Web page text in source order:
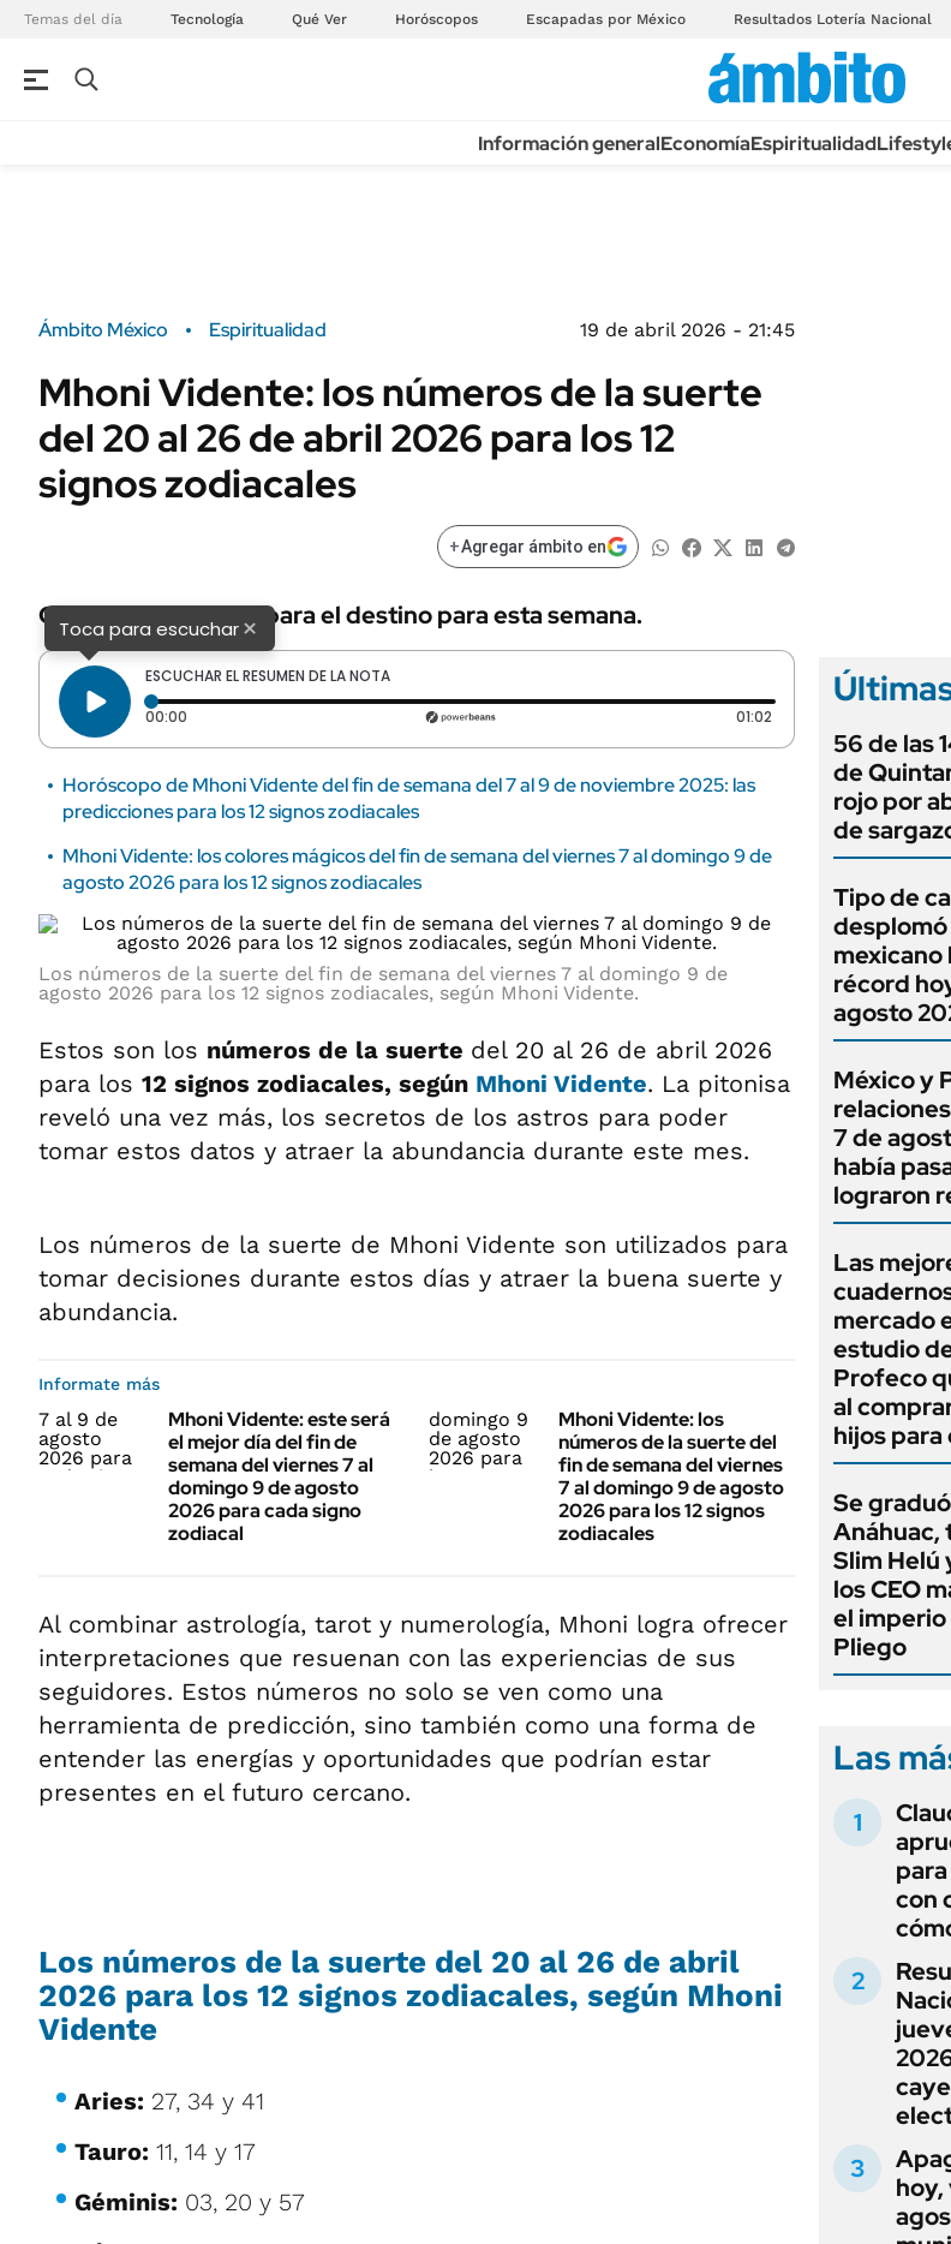
Temas del día Tecnología Qué Ver Horóscopos Escapadas por México Resultados Lotería Nacional
Información generalEconomíaEspiritualidad
Ámbito México Espiritualidad 19 de abril 2026 - 21:45
Mhoni Vidente: los números de la suerte
del 20 al 26 de abril 2026 para los 12
signos zodiacales
+Agregar ámbito en
Conoce lo que te depara el destino para esta semana.
Toca para escuchar×
ESCUCHAR EL RESUMEN DE LA NOTA
00:00 Tiempo transcurrido: 0 segundos 01:02
Horóscopo de Mhoni Vidente del fin de semana del 7 al 9 de noviembre 2025: las
predicciones para los 12 signos zodiacales
Mhoni Vidente: los colores mágicos del fin de semana del viernes 7 al domingo 9 de
agosto 2026 para los 12 signos zodiacales
Los números de la suerte del fin de semana del viernes 7 al domingo 9 de
agosto 2026 para los 12 signos zodiacales, según Mhoni Vidente.
Estos son los números de la suerte del 20 al 26 de abril 2026
para los 12 signos zodiacales, según Mhoni Vidente. La pitonisa
reveló una vez más, los secretos de los astros para poder
tomar estos datos y atraer la abundancia durante este mes.
Los números de la suerte de Mhoni Vidente son utilizados para
tomar decisiones durante estos días y atraer la buena suerte y
abundancia.
Informate más
Mhoni Vidente: este será
el mejor día del fin de
semana del viernes 7 al
domingo 9 de agosto
2026 para cada signo
zodiacal
Mhoni Vidente: los
números de la suerte del
fin de semana del viernes
7 al domingo 9 de agosto
2026 para los 12 signos
zodiacales
Al combinar astrología, tarot y numerología, Mhoni logra ofrecer
interpretaciones que resuenan con las experiencias de sus
seguidores. Estos números no solo se ven como una
herramienta de predicción, sino también como una forma de
entender las energías y oportunidades que podrían estar
presentes en el futuro cercano.
Los números de la suerte del 20 al 26 de abril
2026 para los 12 signos zodiacales, según Mhoni
Vidente
Aries: 27, 34 y 41
Tauro: 11, 14 y 17
Géminis: 03, 20 y 57
56 de las
de
rojo por
de
Tipo de
mexicano
récord
agosto
México y
7 de
había
lograron
Las
mercado
estudio
Profeco
al
hijos
Se
Anáhuac,
Slim Helú
los CEO
el imperio
Pliego
Las
con
hoy,